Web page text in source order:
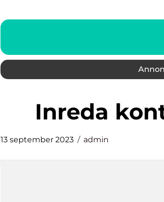
inreda
13 september 2023 admin